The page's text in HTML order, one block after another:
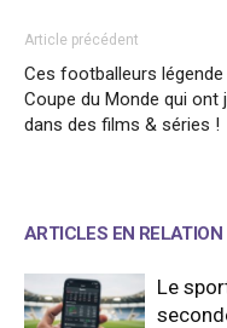
Article précédent
Ces footballeurs légende
Coupe du Monde qui ont
dans des films & séries !
ARTICLES EN RELATION
Le